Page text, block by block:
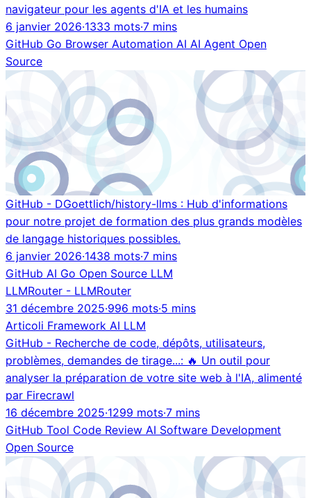
navigateur pour les agents d'IA et les humains
6 janvier 2026·1333 mots·7 mins
GitHub Go Browser Automation AI AI Agent Open
Source
GitHub - DGoettlich/history-llms : Hub d'informations
pour notre projet de formation des plus grands modèles
de langage historiques possibles.
6 janvier 2026·1438 mots·7 mins
GitHub AI Go Open Source LLM
LLMRouter - LLMRouter
31 décembre 2025·996 mots·5 mins
Articoli Framework AI LLM
GitHub - Recherche de code, dépôts, utilisateurs,
problèmes, demandes de tirage...: 🔥 Un outil pour
analyser la préparation de votre site web à l'IA, alimenté
par Firecrawl
16 décembre 2025·1299 mots·7 mins
GitHub Tool Code Review AI Software Development
Open Source